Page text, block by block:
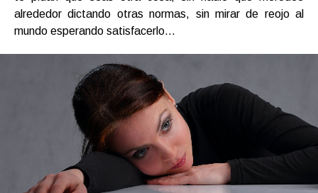
alrededor dictando otras normas, sin mirar de reojo al
mundo esperando satisfacerlo…